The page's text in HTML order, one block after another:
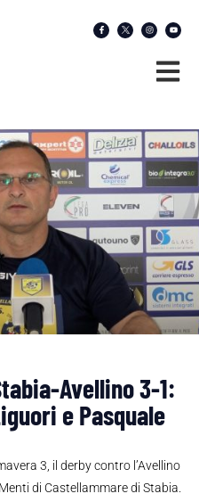
Avellino 3-1:
e Pasquale
3, il derby contro l’Avellino
di Castellammare di Stabia.